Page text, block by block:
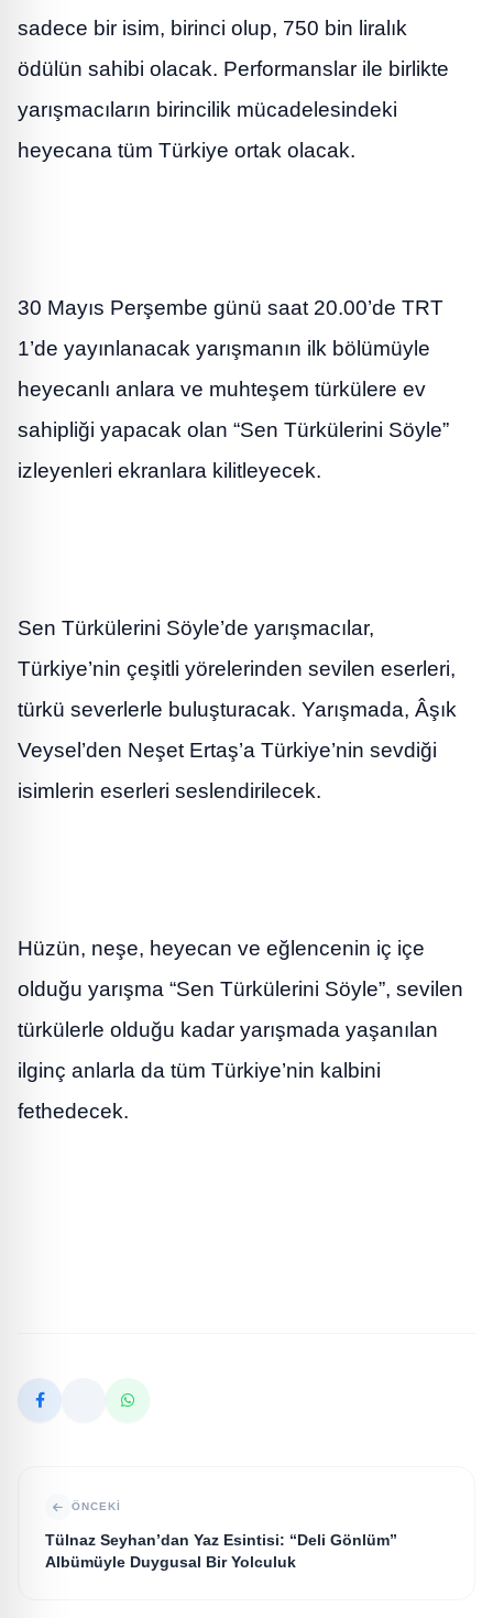
sadece bir isim, birinci olup, 750 bin liralık
ödülün sahibi olacak. Performanslar ile birlikte
yarışmacıların birincilik mücadelesindeki
heyecana tüm Türkiye ortak olacak.
30 Mayıs Perşembe günü saat 20.00’de TRT
1’de yayınlanacak yarışmanın ilk bölümüyle
heyecanlı anlara ve muhteşem türkülere ev
sahipliği yapacak olan “Sen Türkülerini Söyle”
izleyenleri ekranlara kilitleyecek.
Sen Türkülerini Söyle’de yarışmacılar,
Türkiye’nin çeşitli yörelerinden sevilen eserleri,
türkü severlerle buluşturacak. Yarışmada, Âşık
Veysel’den Neşet Ertaş’a Türkiye’nin sevdiği
isimlerin eserleri seslendirilecek.
Hüzün, neşe, heyecan ve eğlencenin iç içe
olduğu yarışma “Sen Türkülerini Söyle”, sevilen
türkülerle olduğu kadar yarışmada yaşanılan
ilginç anlarla da tüm Türkiye’nin kalbini
fethedecek.
ÖNCEKI
Tülnaz Seyhan’dan Yaz Esintisi: “Deli Gönlüm”
Albümüyle Duygusal Bir Yolculuk